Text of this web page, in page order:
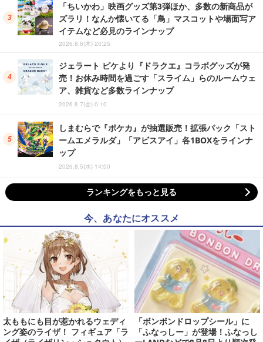
「ちいかわ」映画グッズ第3弾ほか、多数の新商品が
ズラリ！なんか懐いてる「鳥」マスコットや場面写ア
イテムなど必見のラインナップ
2026.8.6(木) 20:25
ジェラート ピケより『ドラクエ』コラボグッズが発
売！お休み時間を過ごす「スライム」らのルームウェ
ア、雑貨など多数ラインナップ
2026.8.7(金) 0:10
しまむらで『ポケカ』が抽選販売！拡張パック「スト
ームエメラルダ」「アビスアイ」各1BOXをラインナ
ップ
2026.8.5(水) 14:00
ランキングをもっと見る
今、あなたにオススメ
太ももにも目が惹かれるウェディ
ング姿のライザ！ フィギュア「ラ
「ボンボンドロップシール」に
「ふなっしー」が登場！ふなっし